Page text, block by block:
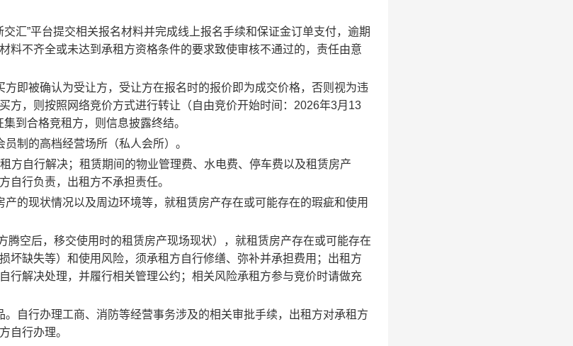
交汇”平台提交相关报名材料并完成线上报名手续和保证金订单支付，逾期
料不齐全或未达到承租方资格条件的要求致使审核不通过的，责任由意
即被确认为受让方，受让方在报名时的报价即为成交价格，否则视为违
，则按照网络竞价方式进行转让（自由竞价开始时间： 2026年3月 13
集到合格竞租方，则信息披露终结。
制的高档经营场所（私人会所）。
方自行解决；租赁期间的物业管理费、水电费、停车费以及租赁房产
自行负责，出租方不承担责任。
的现状情况以及周边环境等，就租赁房产存在或可能存在的瑕疵和使用
腾空后，移交使用时的租赁房产现场现状），就租赁房产存在或可能存在
坏缺失等）和使用风险，须承租方自行修缮、弥补并承担费用；出租方
行解决处理，并履行相关管理公约；相关风险承租方参与竞价时请做充
自行办理工商、消防等经营事务涉及的相关审批手续，出租方对承租方
自行办理。